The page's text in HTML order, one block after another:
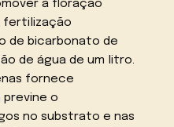
a floração
fertilização
de bicarbonato de
de água de um litro.
fornece
o
no substrato e nas